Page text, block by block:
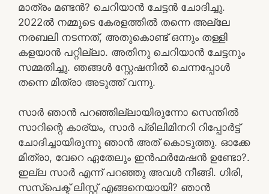
മാത്രം മണ്ടൻ? ചെറിയാൻ ചേട്ടൻ ചോദിച്ചു.
2022ൽ നമ്മുടെ കേരളത്തിൽ തന്നെ അല്ലേ
നരബലി നടന്നത്, അതുകൊണ്ട് ഒന്നും തള്ളി
കളയാൻ പറ്റില്ലാ. അതിനു ചെറിയാൻ ചേട്ടനും
സമ്മതിച്ചു. ഞങ്ങൾ സ്റ്റേഷനിൽ ചെന്നപ്പോൾ
തന്നെ മിത്രാ അടുത്ത് വന്നു.
സാർ ഞാൻ പറഞ്ഞില്ലായിരുന്നോ സെന്തിൽ
സാറിന്റെ കാര്യം, സാർ പ്രിലിമിനറി റിപ്പോർട്ട്‌
ചോദിച്ചായിരുന്നു ഞാൻ അത് കൊടുത്തു. ഓക്കേ
മിത്രാ, വേറെ ഏതേലും ഇൻഫർമേഷൻ ഉണ്ടോ?.
ഇല്ല സാർ എന്ന് പറഞ്ഞു അവൾ നീങ്ങി. ഗിരി,
സസ്‌പെക്ട് ലിസ്റ്റ് എങ്ങനെയായി? ഞാൻ